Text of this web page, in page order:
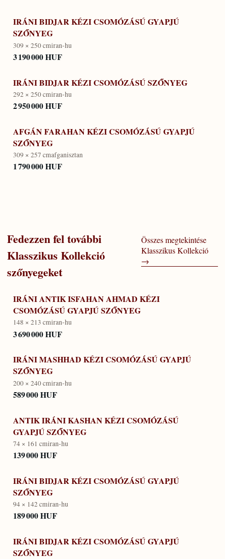
IRÁNI BIDJAR KÉZI CSOMÓZÁSÚ GYAPJÚ
SZŐNYEG
309 × 250 cmiran-hu
3 190 000 HUF
IRÁNI BIDJAR KÉZI CSOMÓZÁSÚ SZŐNYEG
292 × 250 cmiran-hu
2 950 000 HUF
AFGÁN FARAHAN KÉZI CSOMÓZÁSÚ GYAPJÚ
SZŐNYEG
309 × 257 cmafganisztan
1 790 000 HUF
Fedezzen fel további
Klasszikus Kollekció
szőnyegeket
Összes megtekintése
Klasszikus Kollekció
→
IRÁNI ANTIK ISFAHAN AHMAD KÉZI
CSOMÓZÁSÚ GYAPJÚ SZŐNYEG
148 × 213 cmiran-hu
3 690 000 HUF
IRÁNI MASHHAD KÉZI CSOMÓZÁSÚ GYAPJÚ
SZŐNYEG
200 × 240 cmiran-hu
589 000 HUF
ANTIK IRÁNI KASHAN KÉZI CSOMÓZÁSÚ
GYAPJÚ SZŐNYEG
74 × 161 cmiran-hu
139 000 HUF
IRÁNI BIDJAR KÉZI CSOMÓZÁSÚ GYAPJÚ
SZŐNYEG
94 × 142 cmiran-hu
189 000 HUF
IRÁNI BIDJAR KÉZI CSOMÓZÁSÚ GYAPJÚ
SZŐNYEG